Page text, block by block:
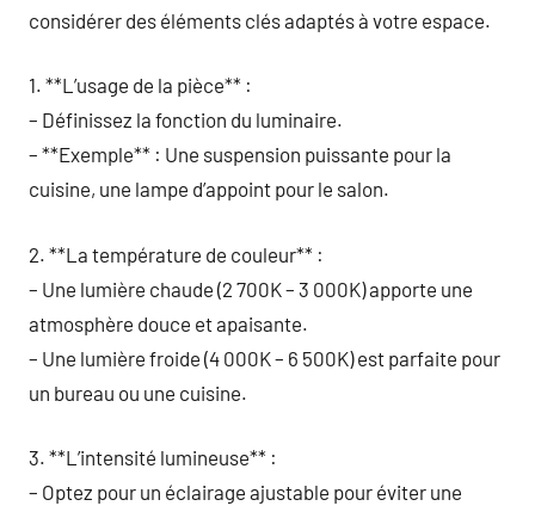
considérer des éléments clés adaptés à votre espace.
1. **L’usage de la pièce** :
– Définissez la fonction du luminaire.
– **Exemple** : Une suspension puissante pour la
cuisine, une lampe d’appoint pour le salon.
2. **La température de couleur** :
– Une lumière chaude (2 700K – 3 000K) apporte une
atmosphère douce et apaisante.
– Une lumière froide (4 000K – 6 500K) est parfaite pour
un bureau ou une cuisine.
3. **L’intensité lumineuse** :
– Optez pour un éclairage ajustable pour éviter une